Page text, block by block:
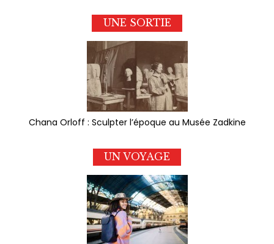
UNE SORTIE
Chana Orloff : Sculpter l’époque au Musée Zadkine
UN VOYAGE